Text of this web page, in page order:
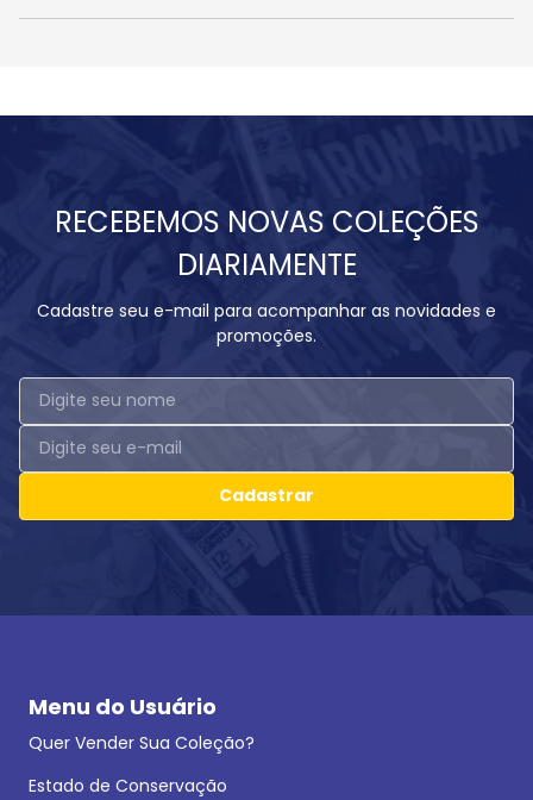
RECEBEMOS NOVAS COLEÇÕES
DIARIAMENTE
Cadastre seu e-mail para acompanhar as novidades e
promoções.
Cadastrar
Menu do Usuário
Quer Vender Sua Coleção?
Estado de Conservação